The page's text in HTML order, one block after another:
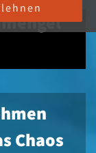
Chaos